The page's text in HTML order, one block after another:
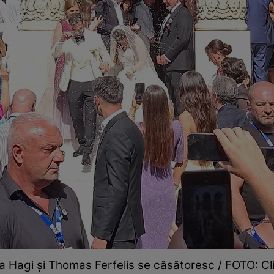
Hagi și Thomas Ferfelis se căsătoresc / FOTO: